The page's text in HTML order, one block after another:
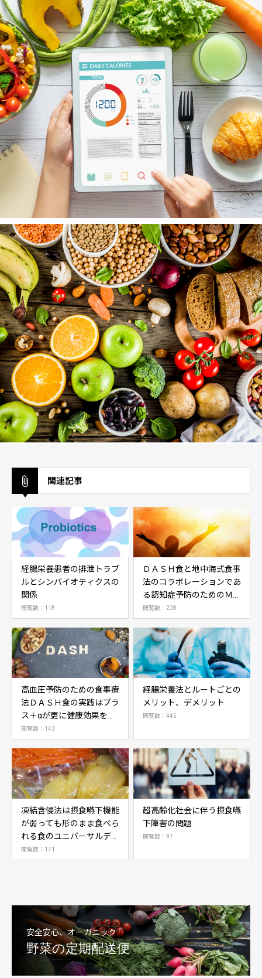
関連記事
経腸栄養患者の排泄トラブ
ルとシンバイオティクスの
関係
閲覧数：118
ＤＡＳＨ食と地中海式食事
法のコラボレーションであ
る認知症予防のためのＭＩ
ＮＤ食
閲覧数：228
高血圧予防のための食事療
法ＤＡＳＨ食の実践はプラ
ス＋αが更に健康効果をも
たらす
閲覧数：143
経腸栄養法とルートごとの
メリット、デメリット
閲覧数：445
凍結含侵法は摂食嚥下機能
が弱っても形のまま食べら
れる食のユニバーサルデザ
インフード
閲覧数：171
超高齢化社会に伴う摂食嚥
下障害の問題
閲覧数：97
安全安心、オーガニック
野菜の定期配送便